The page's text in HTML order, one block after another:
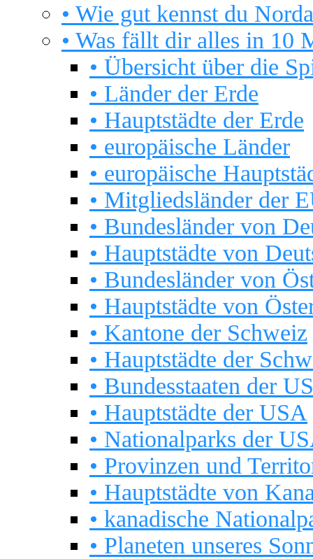
• Wie gut kennst du
• Was fällt dir alles in 10
• Übersicht über die
• Länder der Erde
• Hauptstädte der Erde
• europäische Länder
• europäische
• Mitgliedsländer der
• Bundesländer von
• Hauptstädte von
• Bundesländer von
• Hauptstädte von
• Kantone der Schweiz
• Hauptstädte der
• Bundesstaaten der
• Hauptstädte der USA
• Nationalparks der
• Provinzen und
• Hauptstädte von
• kanadische
• Planeten unseres